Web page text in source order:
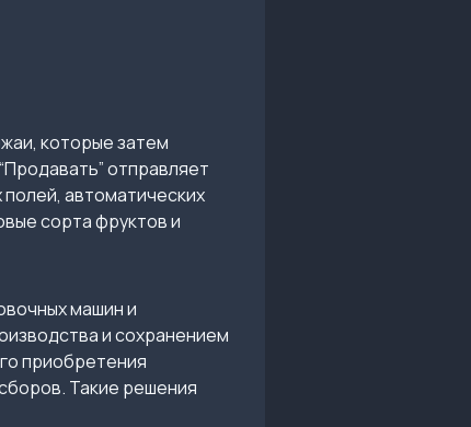
которые затем
отправляет
автоматических
сорта фруктов и
машин и
и сохранением
приобретения
Такие решения